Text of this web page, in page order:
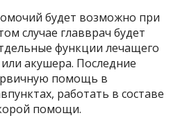
будет возможно при
случае главврач будет
функции лечащего
акушера. Последние
помощь в
работать в составе
помощи.